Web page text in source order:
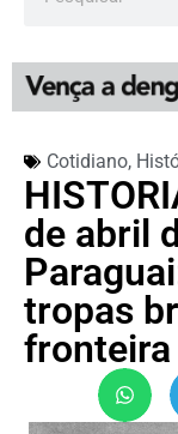
Cotidiano,
de abril
tropas
fronteira